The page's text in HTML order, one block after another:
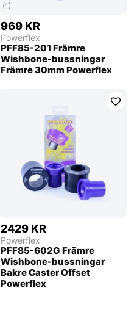
(1)
969 KR
Powerflex
PFF85-201 Främre
Wishbone-bussningar
Främre 30mm Powerflex
2429 KR
Powerflex
PFF85-602G Främre
Wishbone-bussningar
Bakre Caster Offset
Powerflex